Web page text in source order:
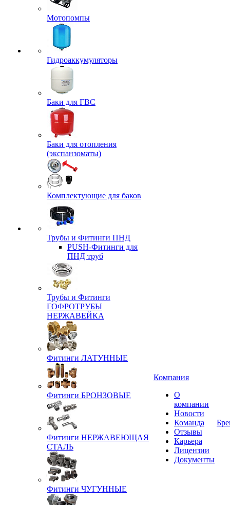
Мотопомпы
Гидроаккумуляторы
Баки для ГВС
Баки для отопления
(экспанзоматы)
Комплектующие для баков
Трубы и Фитинги ПНД
PUSH-Фитинги для
ПНД труб
Трубы и Фитинги
ГОФРОТРУБЫ
НЕРЖАВЕЙКА
Фитинги ЛАТУННЫЕ
Фитинги БРОНЗОВЫЕ
Фитинги НЕРЖАВЕЮЩАЯ
СТАЛЬ
Фитинги ЧУГУННЫЕ
Компания
О
компании
Новости
Команда
Отзывы
Карьера
Лицензии
Документы